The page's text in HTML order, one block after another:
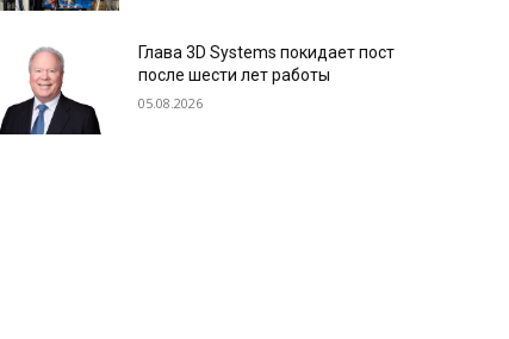
Глава 3D Systems покидает пост
после шести лет работы
05.08.2026